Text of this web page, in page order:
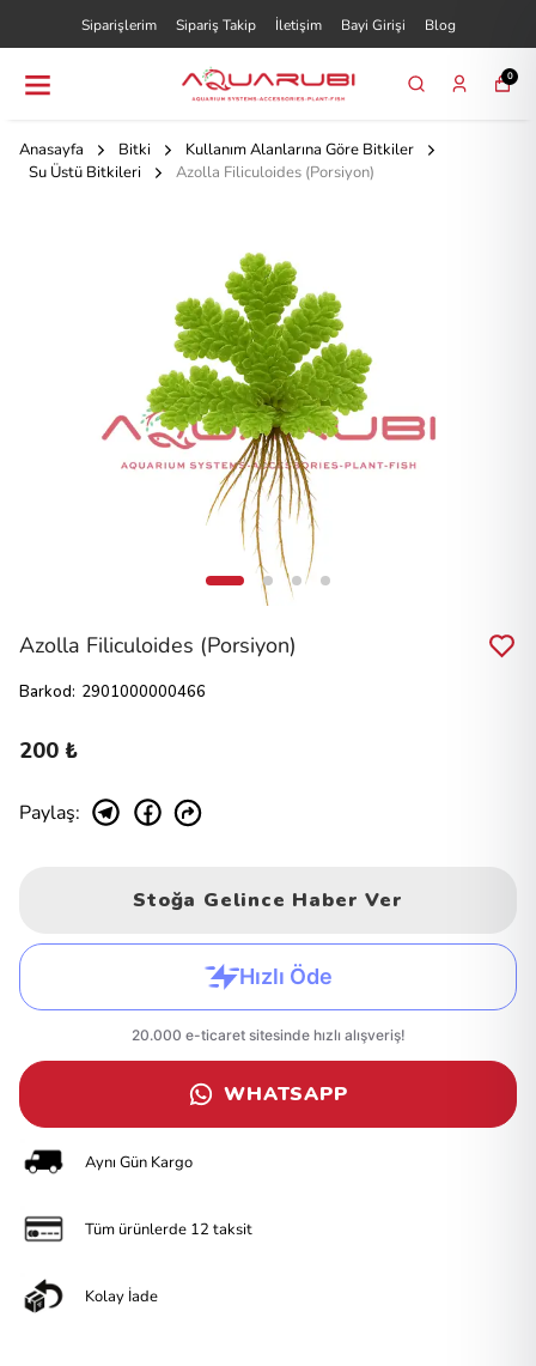
Siparişlerim Sipariş Takip İletişim Bayi Girişi Blog
0
Anasayfa Bitki
Kullanım Alanlarına Göre Bitkiler
Su Üstü Bitkileri
Azolla Filiculoides (Porsiyon)
Azolla Filiculoides (Porsiyon)
Barkod: 2901000000466
200 ₺
Paylaş:
Stoğa Gelince Haber Ver
WHATSAPP
Aynı Gün Kargo
Tüm ürünlerde 12 taksit
Kolay İade